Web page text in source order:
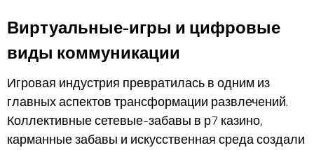
Виртуальные-игры и цифровые
виды коммуникации
Игровая индустрия превратилась в одним из
главных аспектов трансформации развлечений.
Коллективные сетевые-забавы в р7 казино,
карманные забавы и искусственная среда создали